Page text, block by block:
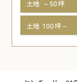
土地 ～50坪
土地 100坪～